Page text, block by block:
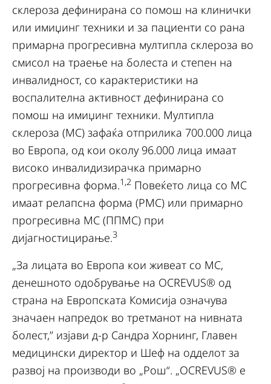
склероза дефинирана со помош на клинички
или имиџинг техники и за пациенти со рана
примарна прогресивна мултипла склероза во
смисол на траење на болеста и степен на
инвалидност, со карактеристики на
воспалителна активност дефинирана со
помош на имиџинг техники. Мултипла
склероза (МС) зафаќа отприлика 700.000 лица
во Европа, од кои околу 96.000 лица имаат
високо инвалидизирачка примарно
прогресивна форма.1,2 Повеќето лица со МС
имаат релапсна форма (РМС) или примарно
прогресивна МС (ППМС) при
дијагностицирање.3
„За лицата во Европа кои живеат со МС,
денешното одобрување на OCREVUS® од
страна на Европската Комисија означува
значаен напредок во третманот на нивната
болест,’’ изјави д-р Сандра Хорнинг, Главен
медицински директор и Шеф на одделот за
развој на производи во „Рош“. „OCREVUS® е